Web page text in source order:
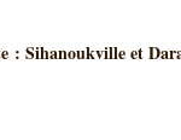
: Sihanoukville et